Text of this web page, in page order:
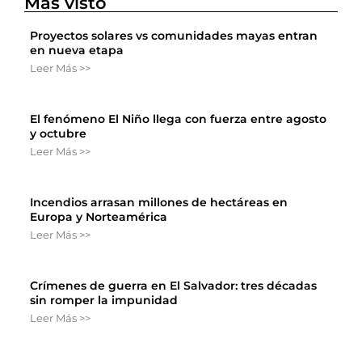
Proyectos solares vs comunidades mayas entran
en nueva etapa
Leer Más >>
El fenómeno El Niño llega con fuerza entre agosto
y octubre
Leer Más >>
Incendios arrasan millones de hectáreas en
Europa y Norteamérica
Leer Más >>
Crímenes de guerra en El Salvador: tres décadas
sin romper la impunidad
Leer Más >>